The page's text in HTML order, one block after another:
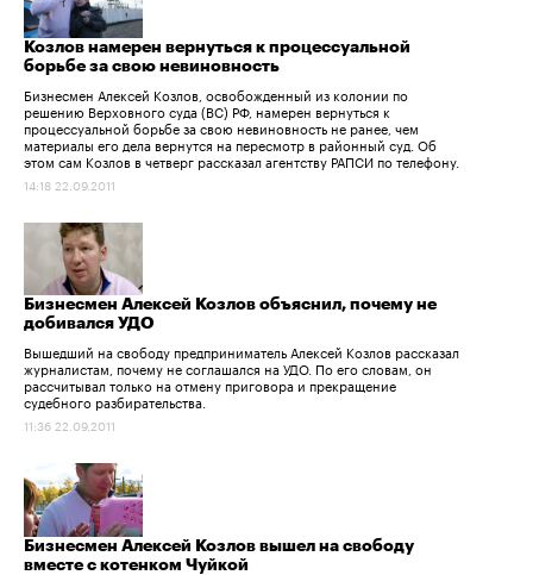
Козлов намерен вернуться к процессуальной
борьбе за свою невиновность
Бизнесмен Алексей Козлов, освобожденный из колонии по
решению Верховного суда (ВС) РФ, намерен вернуться к
процессуальной борьбе за свою невиновность не ранее, чем
материалы его дела вернутся на пересмотр в районный суд. Об
этом сам Козлов в четверг рассказал агентству РАПСИ по телефону.
14:18 22.09.2011
Бизнесмен Алексей Козлов объяснил, почему не
добивался УДО
Вышедший на свободу предприниматель Алексей Козлов рассказал
журналистам, почему не соглашался на УДО. По его словам, он
рассчитывал только на отмену приговора и прекращение
судебного разбирательства.
11:36 22.09.2011
Бизнесмен Алексей Козлов вышел на свободу
вместе с котенком Чуйкой